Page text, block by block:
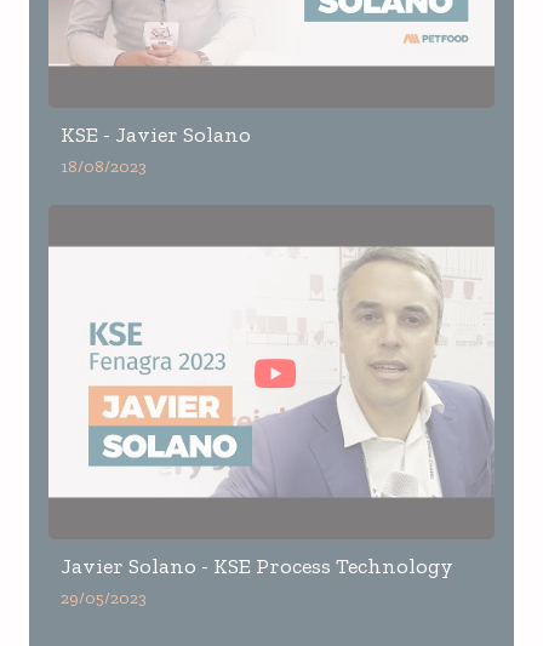
KSE - Javier Solano
18/08/2023
Javier Solano - KSE Process Technology
29/05/2023